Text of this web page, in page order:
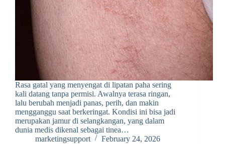
Rasa gatal yang menyengat di lipatan paha sering
kali datang tanpa permisi. Awalnya terasa ringan,
lalu berubah menjadi panas, perih, dan makin
mengganggu saat berkeringat. Kondisi ini bisa jadi
merupakan jamur di selangkangan, yang dalam
dunia medis dikenal sebagai tinea…
marketingsupport
February 24, 2026